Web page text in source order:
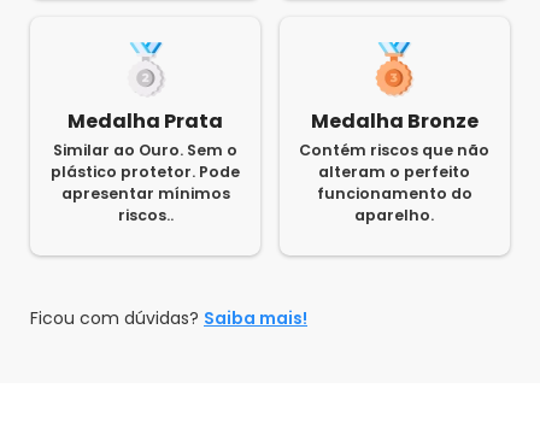
Medalha Prata
Similar ao Ouro. Sem o
plástico protetor. Pode
apresentar mínimos
riscos..
Medalha Bronze
Contém riscos que não
alteram o perfeito
funcionamento do
aparelho.
Ficou com dúvidas? Saiba mais!